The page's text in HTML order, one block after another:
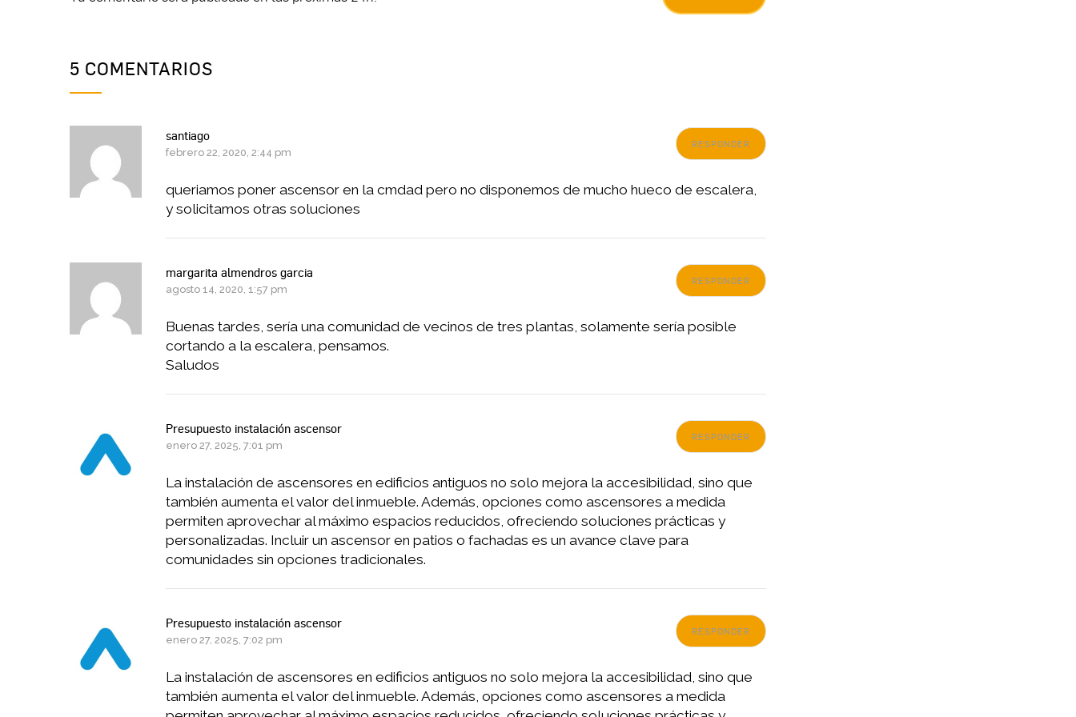
5 COMENTARIOS
santiago
febrero 22, 2020, 2:44 pm
RESPONDER
queriamos poner ascensor en la cmdad pero no disponemos de mucho hueco de escalera,
y solicitamos otras soluciones
margarita almendros garcia
agosto 14, 2020, 1:57 pm
RESPONDER
Buenas tardes, sería una comunidad de vecinos de tres plantas, solamente sería posible
cortando a la escalera, pensamos.
Saludos
Presupuesto instalación ascensor
enero 27, 2025, 7:01 pm
RESPONDER
La instalación de ascensores en edificios antiguos no solo mejora la accesibilidad, sino que
también aumenta el valor del inmueble. Además, opciones como ascensores a medida
permiten aprovechar al máximo espacios reducidos, ofreciendo soluciones prácticas y
personalizadas. Incluir un ascensor en patios o fachadas es un avance clave para
comunidades sin opciones tradicionales.
Presupuesto instalación ascensor
enero 27, 2025, 7:02 pm
RESPONDER
La instalación de ascensores en edificios antiguos no solo mejora la accesibilidad, sino que
también aumenta el valor del inmueble. Además, opciones como ascensores a medida